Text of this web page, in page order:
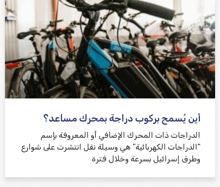
أين يُسمح بركوب دراجة بمحرك مساعد؟
الدراجات ذات المحرك الإضافي أو المعروفة بإسم
“الدراجات الكهربائية” هي وسيلة نقل انتشرت على شوارع
وطرق إسرائيل بسرعة وخلال فترة